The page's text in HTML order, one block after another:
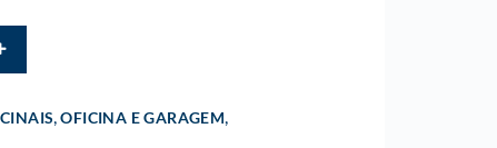
,OFICINA E GARAGEM,